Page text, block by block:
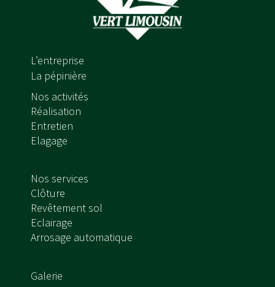
L’entreprise
La pépinière
Nos activités
Réalisation
Entretien
Elagage
Nos services
Clôture
Revêtement sol
Eclairage
Arrosage automatique
Galerie